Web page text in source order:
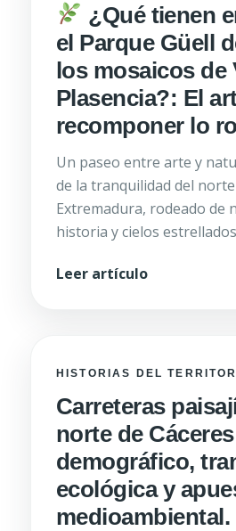
¿Qué tienen
el Parque Güell
los mosaicos de
Plasencia?: El
recomponer lo
Un paseo entre arte y
de la tranquilidad del
Extremadura, rodeado de
historia y cielos
Leer artículo
HISTORIAS DEL
Carreteras
norte de
demográfico,
ecológica y
medioambiental.